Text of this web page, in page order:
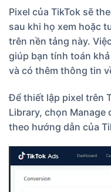
Pixel của TikTok sẽ
sau khi họ xem hoặc
trên nền tảng này.
giúp bạn tính toán
và có thêm thông tin
Để thiết lập pixel trên
Library, chọn Manage
theo hướng dẫn của